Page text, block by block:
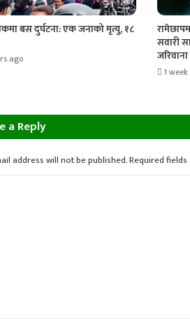
बस दुर्घटना: एक जनाको मृत्यु, १८
ago
सवारी
जरिवाना
1
a Reply
address will not be published.Required